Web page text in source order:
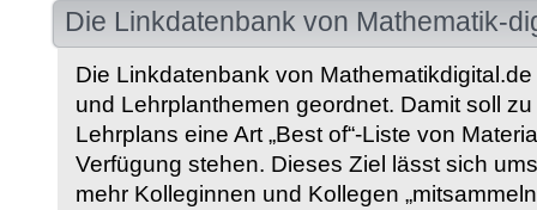
Die Linkdatenbank von Mathematik-
Die Linkdatenbank von
und Lehrplanthemen geordnet. Damit soll
Lehrplans eine Art „Best of“-Liste von
Verfügung stehen. Dieses Ziel lässt sich
mehr Kolleginnen und Kollegen